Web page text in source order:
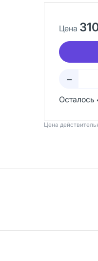
Цена
–
Осталось
Цена